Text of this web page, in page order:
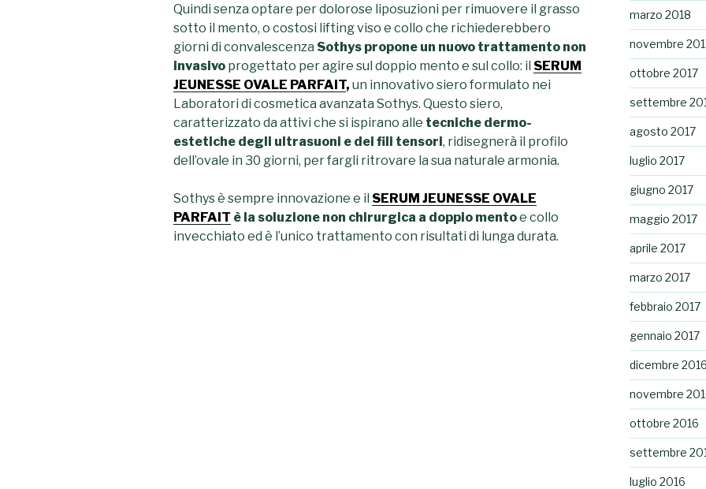
Quindi senza optare per dolorose liposuzioni per rimuovere il grasso
sotto il mento, o costosi lifting viso e collo che richiederebbero
giorni di convalescenza Sothys propone un nuovo trattamento non
invasivo progettato per agire sul doppio mento e sul collo: il SERUM
JEUNESSE OVALE PARFAIT, un innovativo siero formulato nei
Laboratori di cosmetica avanzata Sothys. Questo siero,
caratterizzato da attivi che si ispirano alle tecniche dermo-
estetiche degli ultrasuoni e dei fili tensori, ridisegnerà il profilo
dell’ovale in 30 giorni, per fargli ritrovare la sua naturale armonia.
Sothys è sempre innovazione e il SERUM JEUNESSE OVALE
PARFAIT è la soluzione non chirurgica a doppio mentoe collo
invecchiato ed è l’unico trattamento con risultati di lunga durata.
marzo 2018
novembre
ottobre 2017
settembre
agosto 2017
luglio 2017
giugno 2017
maggio 2017
aprile 2017
marzo 2017
febbraio 2017
gennaio 2017
dicembre 2016
novembre
ottobre 2016
settembre
luglio 2016